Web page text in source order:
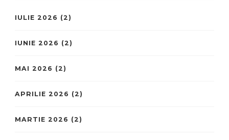
IULIE 2026 (2)
IUNIE 2026 (2)
MAI 2026 (2)
APRILIE 2026 (2)
MARTIE 2026 (2)